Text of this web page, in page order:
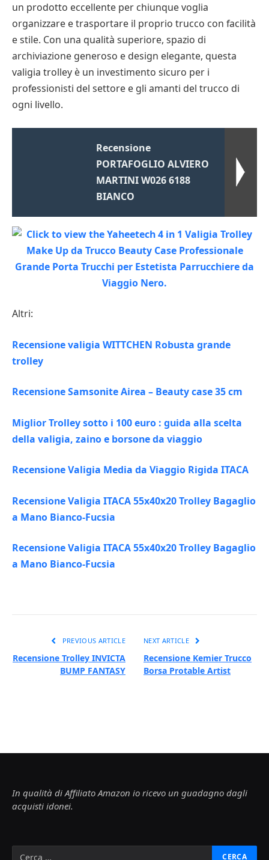
un prodotto eccellente per chiunque voglia
organizzare e trasportare il proprio trucco con facilità
e stile. Con una qualità superiore, spazio di
archiviazione generoso e design elegante, questa
valigia trolley è un investimento sicuro per i
professionisti del settore e gli amanti del trucco di
ogni livello.
Recensione
PORTAFOGLIO ALVIERO
MARTINI W026 6188
BIANCO
Altri:
Recensione valigia WITTCHEN Robusta grande
trolley
Recensione Samsonite Airea – Beauty case 35 cm
Miglior Trolley sotto i 100 euro : guida alla scelta
della valigia, zaino e borsone da viaggio
Recensione Valigia Media da Viaggio Rigida ITACA
Recensione Valigia ITACA 55x40x20 Trolley Bagaglio
a Mano Bianco-Fucsia
Recensione Valigia ITACA 55x40x20 Trolley Bagaglio
a Mano Bianco-Fucsia
PREVIOUS ARTICLE
Recensione Trolley INVICTA
BUMP FANTASY
NEXT ARTICLE
Recensione Kemier Trucco
Borsa Protable Artist
In qualità di Affiliato Amazon io ricevo un guadagno dagli
acquisti idonei.